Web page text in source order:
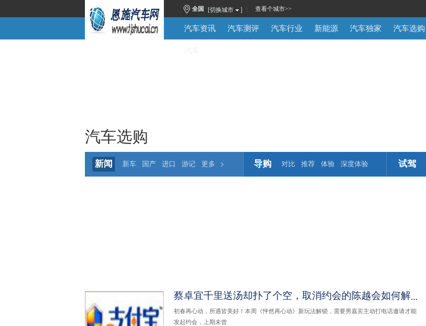
全国 [切换城市 ] 查看个城市>>
汽车资讯 汽车测评 汽车行业 新能源 汽车独家 汽车选购
汽车选购
新闻 新车 国产 进口 游记 更多 导购 对比 推荐 体验 深度体验 试驾
初春再心动，所遇皆美好！本周《怦然再心动》新玩法解锁，需要男嘉宾主动打电话邀请才能
发起约会，上期未曾